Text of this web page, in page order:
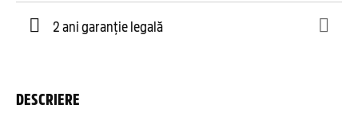
2 ani garanție legală
DESCRIERE